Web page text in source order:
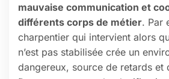
mauvaise communication et
différents corps de métier. Par
charpentier qui intervient alors
n’est pas stabilisée crée un
dangereux, source de retards et